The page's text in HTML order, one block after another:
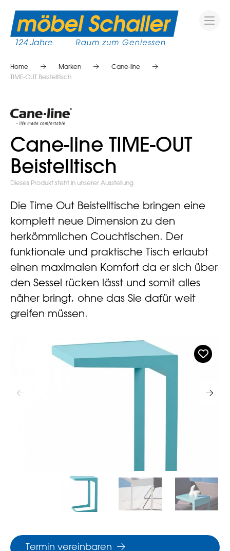
Home Marken
Cane-line
TIME-OUT Beistelltisch
Cane-line TIME-OUT
Beistelltisch
Dieses Produkt steht in unserer Ausstellung
Die Time Out Beistelltische bringen eine
komplett neue Dimension zu den
herkömmlichen Couchtischen. Der
funktionale und praktische Tisch erlaubt
einen maximalen Komfort da er sich über
den Sessel rücken lässt und somit alles
näher bringt, ohne das Sie dafür weit
greifen müssen.
Termin vereinbaren